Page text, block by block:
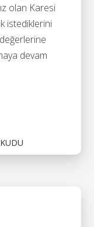
olan Karesi
istediklerini
devam